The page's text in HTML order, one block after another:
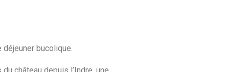
déjeuner bucolique.